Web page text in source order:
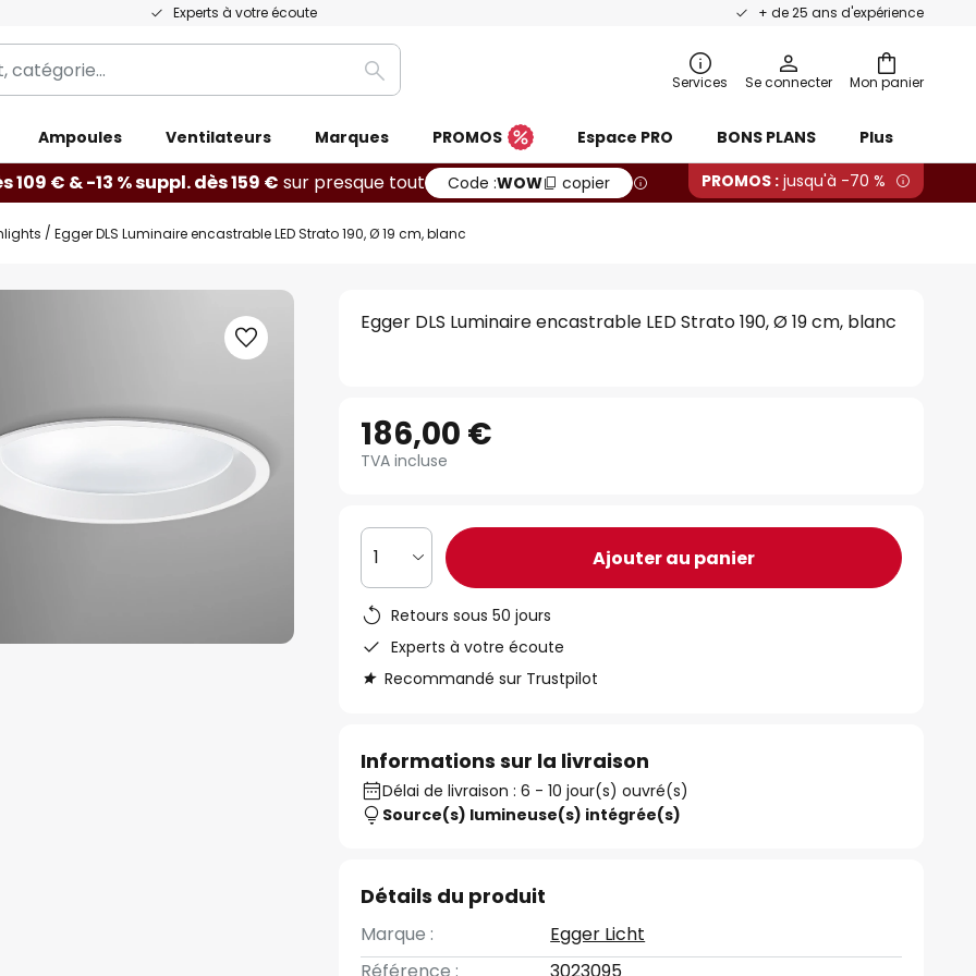
Experts à votre écoute + de 25 ans d'expérience
Mon panier
Rechercher Services Se connecter
Ampoules Ventilateurs Marques PROMOS Espace PRO BONS PLANS Plus
109 € & -13 % suppl. dès 159 € sur presque tout Code :WOW copier PROMOS : jusqu'à -70 %
Egger DLS Luminaire encastrable LED Strato 190, Ø 19 cm, blanc
Egger DLS Luminaire encastrable LED Strato 190, Ø 19 cm, blanc
186,00 €
TVA incluse
1 Ajouter au panier
Retours sous 50 jours
Experts à votre écoute
Recommandé sur Trustpilot
Informations sur la livraison
Délai de livraison : 6 - 10 jour(s) ouvré(s)
Source(s) lumineuse(s) intégrée(s)
Détails du produit
Marque :
Egger Licht